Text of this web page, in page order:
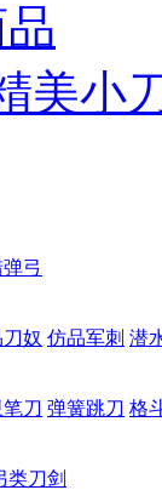
美小
弓
奴 仿品军刺 潜
刀 弹簧跳刀 格
类刀剑